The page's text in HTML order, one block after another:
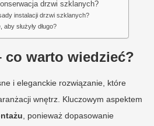
drzwi szklanych?
instalacji drzwi szklanych?
służyły długo?
co warto wiedzieć?
i eleganckie rozwiązanie, które
wnętrz. Kluczowym aspektem
, ponieważ dopasowanie